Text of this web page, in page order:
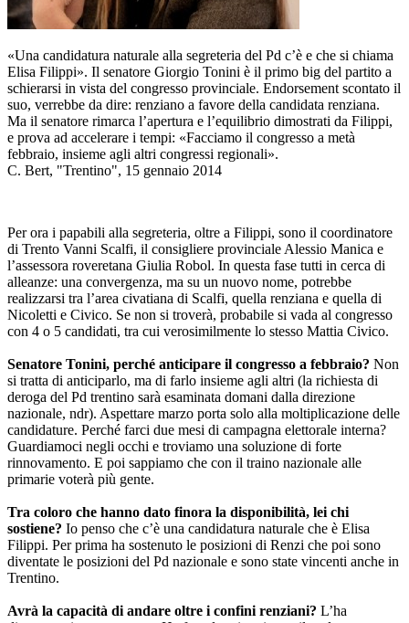
«Una candidatura naturale alla segreteria del Pd c’è e che si chiama
Elisa Filippi». Il senatore Giorgio Tonini è il primo big del partito a
schierarsi in vista del congresso provinciale. Endorsement scontato il
suo, verrebbe da dire: renziano a favore della candidata renziana.
Ma il senatore rimarca l’apertura e l’equilibrio dimostrati da Filippi,
e prova ad accelerare i tempi: «Facciamo il congresso a metà
febbraio, insieme agli altri congressi regionali».
C. Bert, "Trentino", 15 gennaio 2014
Per ora i papabili alla segreteria, oltre a Filippi, sono il coordinatore
di Trento Vanni Scalfi, il consigliere provinciale Alessio Manica e
l’assessora roveretana Giulia Robol. In questa fase tutti in cerca di
alleanze: una convergenza, ma su un nuovo nome, potrebbe
realizzarsi tra l’area civatiana di Scalfi, quella renziana e quella di
Nicoletti e Civico. Se non si troverà, probabile si vada al congresso
con 4 o 5 candidati, tra cui verosimilmente lo stesso Mattia Civico.
Senatore Tonini, perché anticipare il congresso a febbraio? Non
si tratta di anticiparlo, ma di farlo insieme agli altri (la richiesta di
deroga del Pd trentino sarà esaminata domani dalla direzione
nazionale, ndr). Aspettare marzo porta solo alla moltiplicazione delle
candidature. Perché farci due mesi di campagna elettorale interna?
Guardiamoci negli occhi e troviamo una soluzione di forte
rinnovamento. E poi sappiamo che con il traino nazionale alle
primarie voterà più gente.
Tra coloro che hanno dato finora la disponibilità, lei chi
sostiene? Io penso che c’è una candidatura naturale che è Elisa
Filippi. Per prima ha sostenuto le posizioni di Renzi che poi sono
diventate le posizioni del Pd nazionale e sono state vincenti anche in
Trentino.
Avrà la capacità di andare oltre i confini renziani? L’ha